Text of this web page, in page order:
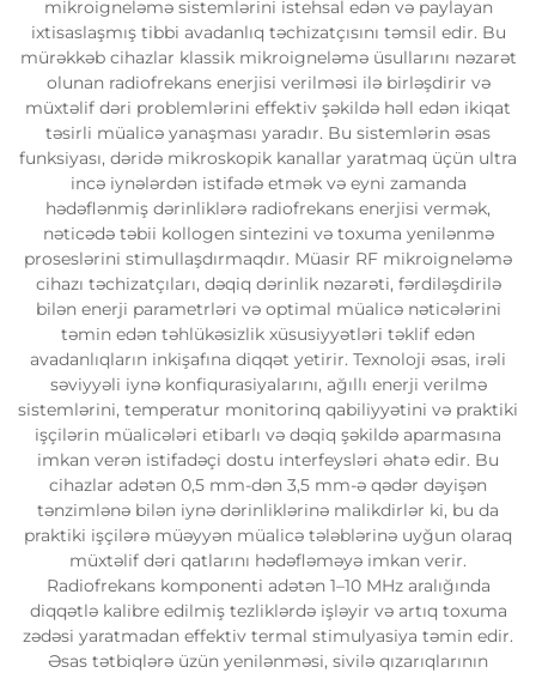
mikroigneləmə sistemlərini istehsal edən və paylayan
ixtisaslaşmış tibbi avadanlıq təchizatçısını təmsil edir. Bu
mürəkkəb cihazlar klassik mikroigneləmə üsullarını nəzarət
olunan radiofrekans enerjisi verilməsi ilə birləşdirir və
müxtəlif dəri problemlərini effektiv şəkildə həll edən ikiqat
təsirli müalicə yanaşması yaradır. Bu sistemlərin əsas
funksiyası, dəridə mikroskopik kanallar yaratmaq üçün ultra
incə iynələrdən istifadə etmək və eyni zamanda
hədəflənmiş dərinliklərə radiofrekans enerjisi vermək,
nəticədə təbii kollogen sintezini və toxuma yenilənmə
proseslərini stimullaşdırmaqdır. Müasir RF mikroigneləmə
cihazı təchizatçıları, dəqiq dərinlik nəzarəti, fərdiləşdirilə
bilən enerji parametrləri və optimal müalicə nəticələrini
təmin edən təhlükəsizlik xüsusiyyətləri təklif edən
avadanlıqların inkişafına diqqət yetirir. Texnoloji əsas, irəli
səviyyəli iynə konfiqurasiyalarını, ağıllı enerji verilmə
sistemlərini, temperatur monitorinq qabiliyyətini və praktiki
işçilərin müalicələri etibarlı və dəqiq şəkildə aparmasına
imkan verən istifadəçi dostu interfeysləri əhatə edir. Bu
cihazlar adətən 0,5 mm-dən 3,5 mm-ə qədər dəyişən
tənzimlənə bilən iynə dərinliklərinə malikdirlər ki, bu da
praktiki işçilərə müəyyən müalicə tələblərinə uyğun olaraq
müxtəlif dəri qatlarını hədəfləməyə imkan verir.
Radiofrekans komponenti adətən 1–10 MHz aralığında
diqqətlə kalibre edilmiş tezliklərdə işləyir və artıq toxuma
zədəsi yaratmadan effektiv termal stimulyasiya təmin edir.
Əsas tətbiqlərə üzün yenilənməsi, sivilə qızarıqlarının